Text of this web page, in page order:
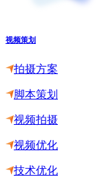
视频策划
拍摄方案
脚本策划
视频拍摄
视频优化
技术优化